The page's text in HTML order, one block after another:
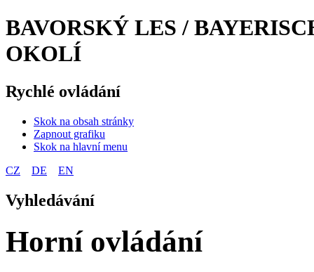
BAVORSKÝ LES /
OKOLÍ
Rychlé ovládání
Skok na obsah stránky
Zapnout grafiku
Skok na hlavní menu
CZ
DE EN
Vyhledávání
Horní ovládání